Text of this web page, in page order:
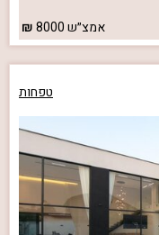
אמצ״ש8000
טפחות